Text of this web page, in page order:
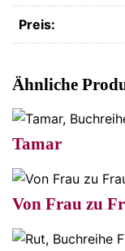
Preis:
Ähnliche
Tamar
Von Frau zu